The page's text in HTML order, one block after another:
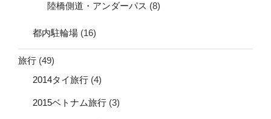
陸橋側道・アンダーパス (8)
都内駐輪場 (16)
旅行 (49)
2014タイ旅行 (4)
2015ベトナム旅行 (3)